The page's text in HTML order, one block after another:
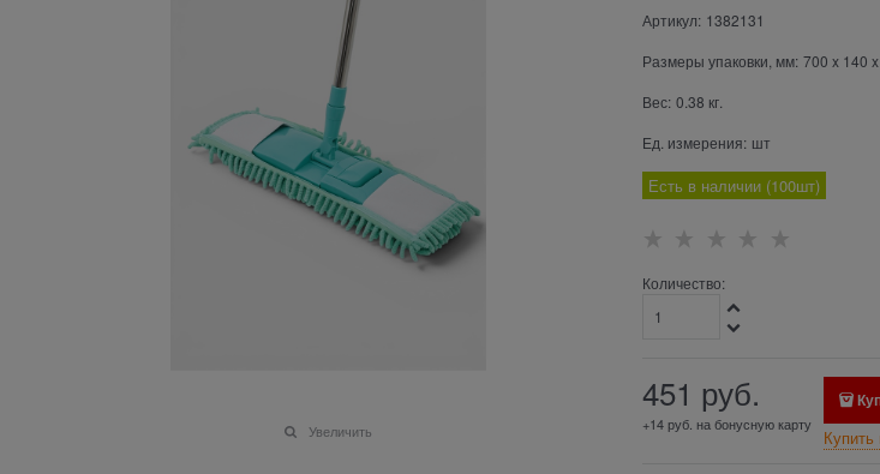
Увеличить
Артикул: 1382131
Размеры упаковки, мм: 700 x 140 x
Вес: 0.38 кг.
Ед. измерения: шт
Есть в наличии (100шт)
Количество:
451 руб.
+14 руб. на бонусную карту
Купить